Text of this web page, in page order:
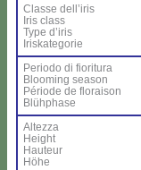
Clas­se del­l’i­ris
Iris class
Ty­pe d’i­ris
Iri­ska­te­go­rie
Pe­rio­do di fio­ri­tu­ra
Bloo­ming sea­son
Pé­rio­de de flo­rai­son
Blü­h­pha­se
Al­tez­za
Height
Hau­teur
Hö­he